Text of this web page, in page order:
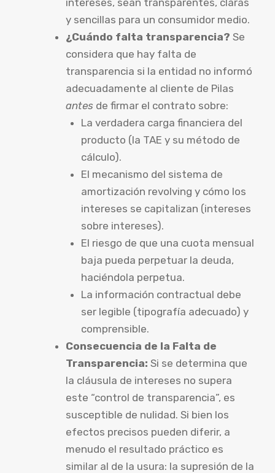
intereses, sean transparentes, claras
y sencillas para un consumidor medio.
¿Cuándo falta transparencia? Se
considera que hay falta de
transparencia si la entidad no informó
adecuadamente al cliente de Pilas
antes de firmar el contrato sobre:
La verdadera carga financiera del
producto (la TAE y su método de
cálculo).
El mecanismo del sistema de
amortización revolving y cómo los
intereses se capitalizan (intereses
sobre intereses).
El riesgo de que una cuota mensual
baja pueda perpetuar la deuda,
haciéndola perpetua.
La información contractual debe
ser legible (tipografía adecuado) y
comprensible.
Consecuencia de la Falta de
Transparencia: Si se determina que
la cláusula de intereses no supera
este “control de transparencia”, es
susceptible de nulidad. Si bien los
efectos precisos pueden diferir, a
menudo el resultado práctico es
similar al de la usura: la supresión de la